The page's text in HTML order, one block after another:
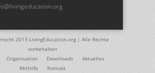
2013 LivingEducation.org | Alle Rechte
vorbehalten
Organisation Downloads
Aktuelles
Mithilfe
Kontakt